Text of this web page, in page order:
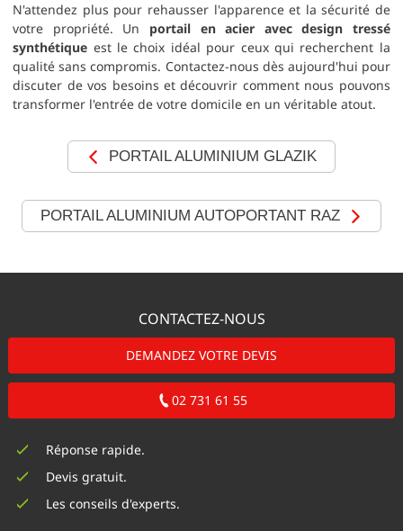
N'attendez plus pour rehausser l'apparence et la sécurité de
votre propriété. Un portail en acier avec design tressé
synthétique est le choix idéal pour ceux qui recherchent la
qualité sans compromis. Contactez-nous dès aujourd'hui pour
discuter de vos besoins et découvrir comment nous pouvons
transformer l'entrée de votre domicile en un véritable atout.
PORTAIL ALUMINIUM GLAZIK
PORTAIL ALUMINIUM AUTOPORTANT RAZ
CONTACTEZ-NOUS
DEMANDEZ VOTRE DEVIS
02 731 61 55
Réponse rapide.
Devis gratuit.
Les conseils d'experts.